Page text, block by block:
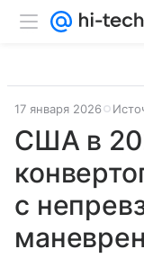
17 января 2026
США в
с